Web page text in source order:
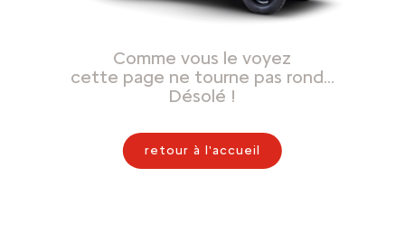
Comme vous le voyez
cette page ne tourne pas rond…
Désolé !
retour à l'accueil